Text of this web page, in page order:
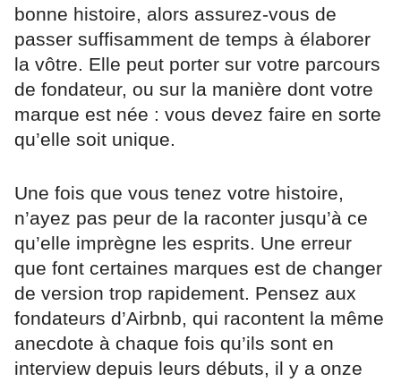
bonne histoire, alors assurez-vous de
passer suffisamment de temps à élaborer
la vôtre. Elle peut porter sur votre parcours
de fondateur, ou sur la manière dont votre
marque est née : vous devez faire en sorte
qu’elle soit unique.
Une fois que vous tenez votre histoire,
n’ayez pas peur de la raconter jusqu’à ce
qu’elle imprègne les esprits. Une erreur
que font certaines marques est de changer
de version trop rapidement. Pensez aux
fondateurs d’Airbnb, qui racontent la même
anecdote à chaque fois qu’ils sont en
interview depuis leurs débuts, il y a onze